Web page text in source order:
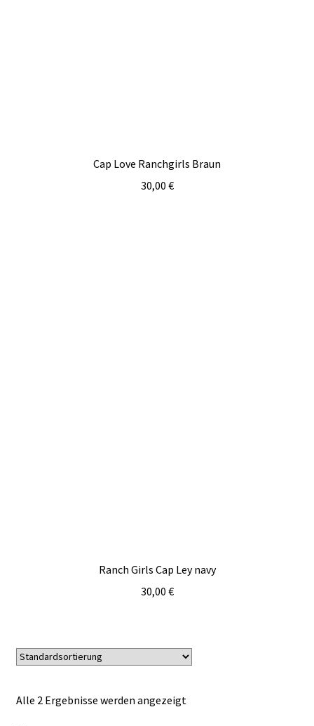
Cap Love Ranchgirls Braun
30,00 €
Ranch Girls Cap Ley navy
30,00 €
Alle 2 Ergebnisse werden angezeigt